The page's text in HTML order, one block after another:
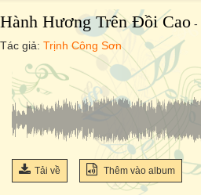
Hành Hương Trên Đồi Cao -
Tác giả: Trịnh Công Sơn
Tải về Thêm vào album